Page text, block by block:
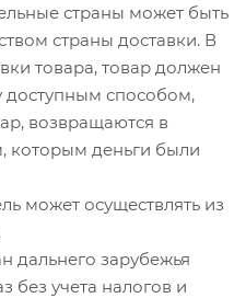
страны может быть
страны доставки. В
товара, товар должен
доступным способом,
возвращаются в
которым деньги были
может осуществлять из
дальнего зарубежья
без учета налогов и